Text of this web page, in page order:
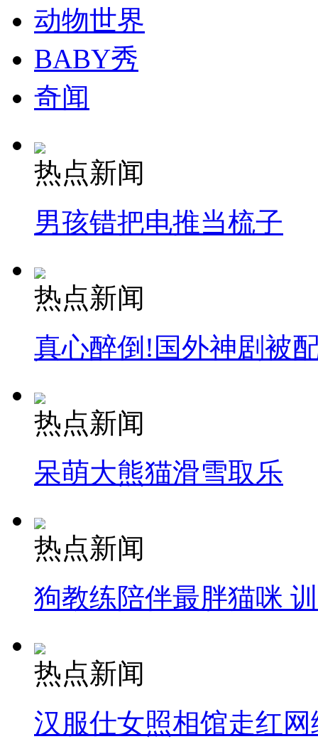
无痛分娩是否安全 医生回应
外交部：反对强权政治霸凌主义
安徽一实载49人客车翻车
走！跟着总书记去植树
纽约上演“枕头大战”
动物世界
BABY秀
奇闻
热点新闻
男孩错把电推当梳子
热点新闻
真心醉倒!国外神剧被
热点新闻
呆萌大熊猫滑雪取乐
热点新闻
狗教练陪伴最胖猫咪
热点新闻
汉服仕女照相馆走红网